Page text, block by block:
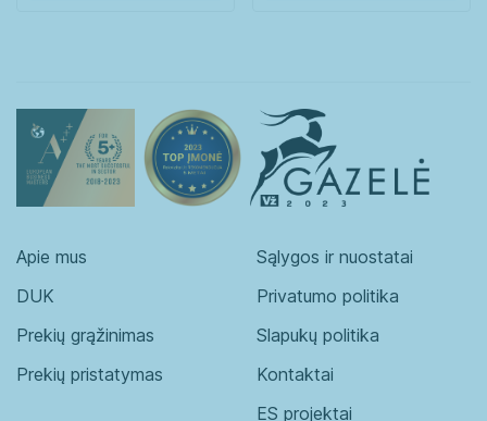
Apie mus
DUK
Prekių grąžinimas
Prekių pristatymas
Sąlygos ir nuostatai
Privatumo politika
Slapukų politika
Kontaktai
ES projektai